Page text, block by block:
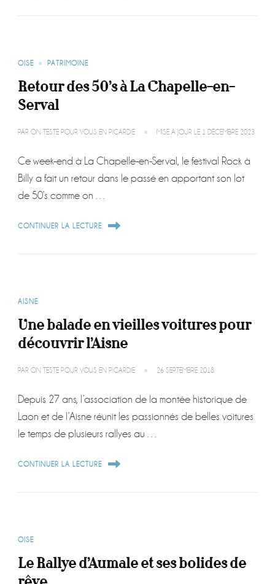
OISE PATRIMOINE
Retour des 50’s à La Chapelle-en-
Serval
PAR ON TESTE POUR VOUS EN PICARDIE MISE À JOUR LE 1 DÉCEMBRE 2023
Ce week-end à La Chapelle-en-Serval, le festival Rock à
Billy a fait un retour dans le passé en apportant son lot
de 50’s comme on …
CONTINUER LA LECTURE
AISNE
Une balade en vieilles voitures pour
découvrir l’Aisne
PAR ON TESTE POUR VOUS EN PICARDIE 26 SEPTEMBRE 2018
Depuis 27 ans, l’association de la montée historique de
Laon et de l’Aisne réunit les passionnés de belles voitures
le temps de plusieurs rallyes au …
CONTINUER LA LECTURE
OISE
Le Rallye d’Aumale et ses bolides de